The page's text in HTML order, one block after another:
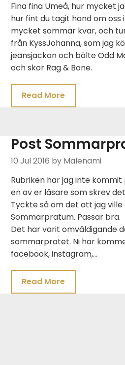
Fina fina Umeå, hur mycket
hur fint du tagit hand om oss
mycket sommar kvar, och
från KyssJohanna, som jag
jeansjackan och bälte Odd
och skor Rag & Bone.
Read More
Post
10 Jul 2016 by Malenami
Rubriken har jag inte
en av er läsare som skrev
Tyckte så om det att jag
Sommarpratum. Passar bra.
Det har varit omväldigande
sommarpratet. Ni har
facebook, instagram,…
Read More